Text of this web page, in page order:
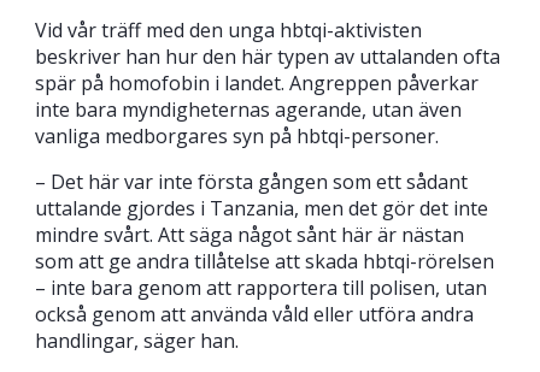
Vid vår träff med den unga hbtqi-aktivisten
beskriver han hur den här typen av uttalanden ofta
spär på homofobin i landet. Angreppen påverkar
inte bara myndigheternas agerande, utan även
vanliga medborgares syn på hbtqi-personer.
– Det här var inte första gången som ett sådant
uttalande gjordes i Tanzania, men det gör det inte
mindre svårt. Att säga något sånt här är nästan
som att ge andra tillåtelse att skada hbtqi-rörelsen
– inte bara genom att rapportera till polisen, utan
också genom att använda våld eller utföra andra
handlingar, säger han.